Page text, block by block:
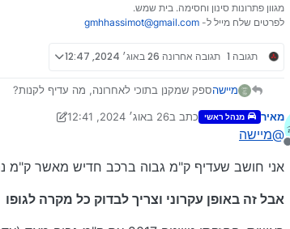
רכב שחרשו עליו ק"מ עלול להיגמר הרבה יותר
מגוון פתרונות סינון וחסימה. בית שמש.
לפרטים שלח מייל ל- gmhhassimot@gmail.com
תגובה 1 תגובה אחרונה 26 באוג׳ 2024, 12:47
מיישהספק שמקנן בתוכי לאחרונה, מה עדיף לקנות?
מצד שני, למרות שהקילומטראז’ גבוה, כל
מנותק
מאיר מנהל ראשי כתב ב26 באוג׳ 2024, 12:41
נערך לאחרונה על ידי מאיר
@מיישה
אני חושב שעדיף ק"מ גבוה ברכב חדיש מאשר ק"מ
אבל זה באופן עקרוני וצריך לבדוק כל מקרה לגופו